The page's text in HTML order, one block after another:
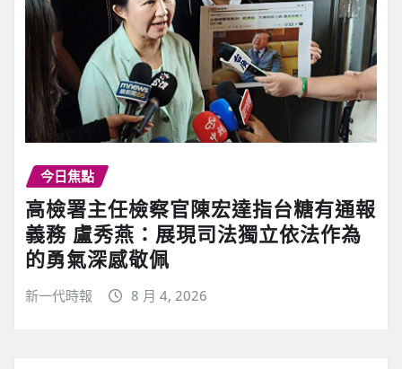
今日焦點
高檢署主任檢察官陳宏達指台糖有通報
義務 盧秀燕：展現司法獨立依法作為
的勇氣深感敬佩
新一代時報 8 月 4, 2026